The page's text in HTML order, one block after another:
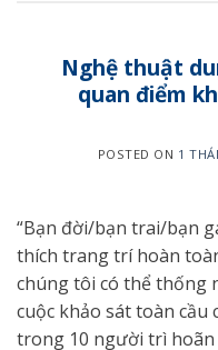
Nghệ thuật
quan điểm
POSTED ON 1
“Bạn đời/bạn trai/bạn
thích trang trí hoàn
chúng tôi có thể thống
cuộc khảo sát toàn
trong 10 người trì